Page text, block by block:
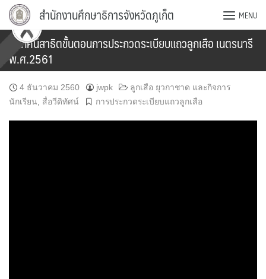
Skip
content
สำนักงานศึกษาธิการจังหวัดภูเก็ต MENU
วีดิทัศน์สาธิตขั้นตอนการประกวดระเบียบแถวลูกเสือ เนตรนารี
พ.ศ.2561
4 ธันวาคม 2560 jwpk
ลูกเสือ ยุวกาชาด และกิจการ
นักเรียน
สื่อวีดิทัศน์ การประกวดระเบียบแถวลูกเสือ